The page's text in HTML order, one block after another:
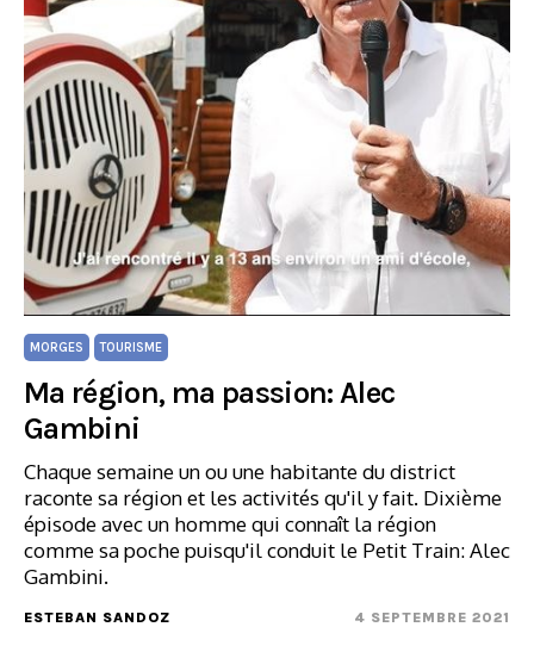
MORGES TOURISME
Ma région, ma passion: Alec
Gambini
Chaque semaine un ou une habitante du district
raconte sa région et les activités qu'il y fait. Dixième
épisode avec un homme qui connaît la région
comme sa poche puisqu'il conduit le Petit Train: Alec
Gambini.
ESTEBAN SANDOZ 4 SEPTEMBRE 2021